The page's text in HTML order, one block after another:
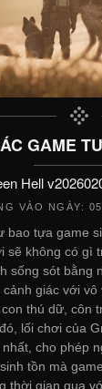
GAME
Hell
VÀO NGÀY:
bao tựa game
sẽ không có gì
sống sót bằng
giác với
thú dữ, côn
lối chơi của
cho phép
tồn mà
thời gian qua